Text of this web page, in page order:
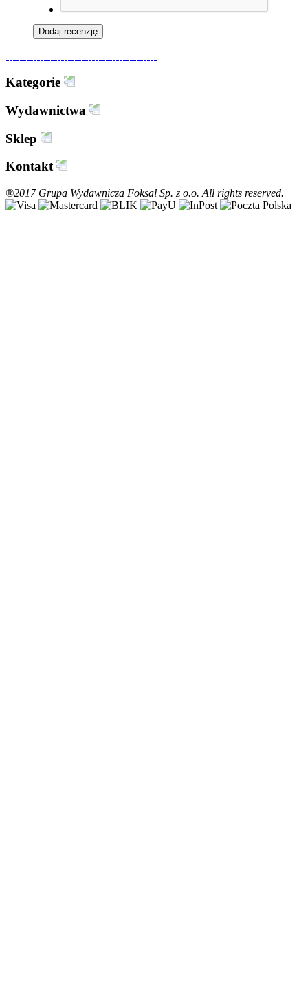
Dodaj recenzję
Kategorie
Wydawnictwa
Sklep
Kontakt
®2017 Grupa Wydawnicza Foksal Sp. z o.o. All rights reserved.